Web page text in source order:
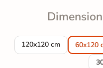
120x120 cm
Carrelage sol effet60x120